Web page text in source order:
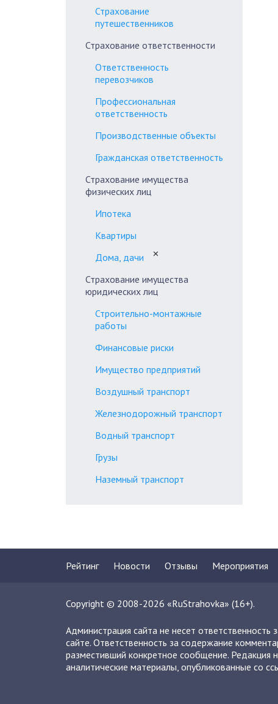
Страхование
путешественников
Страхование ответственности
Ответственность
перевозчиков
Профессиональная
ответственность
Производственные объекты
Гражданская ответственность
Страхование имущества
физических лиц
Ипотека
Квартиры
Дома, дачи
✕
Страхование имущества
юридических лиц
Строительно-монтажные
работы
Финансовые риски
Имущество предприятий
Воздушный транспорт
Железнодорожный транспорт
Водный транспорт
Грузы
Наземный транспорт
Рейтинг Новости Отзывы Мероприятия
Copyright © 2008-2026 «RuStrahovka» (16+).
Администрация сайта не несет
сайте. Ответственность за содержание
разместивший конкретное сообщение. Редакция
аналитические материалы, опубликованные со